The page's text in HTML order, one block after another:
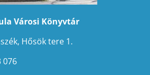
Városi Könyvtár
Hősök tere 1.
076